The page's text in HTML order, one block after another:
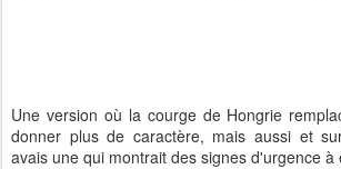
Une version où la courge de Hongrie
donner plus de caractère, mais aussi et
avais une qui montrait des signes d'urgence à